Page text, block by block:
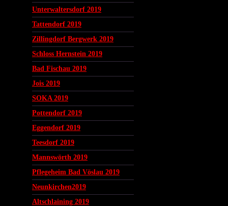
Unterwaltersdorf 2019
Tattendorf 2019
Zillingdorf Bergwerk 2019
Schloss Hernstein 2019
Bad Fischau 2019
Jois 2019
SOKA 2019
Pottendorf 2019
Eggendorf 2019
Teesdorf 2019
Mannswörth 2019
Pflegeheim Bad Vöslau 2019
Neunkirchen2019
Altschlaining 2019